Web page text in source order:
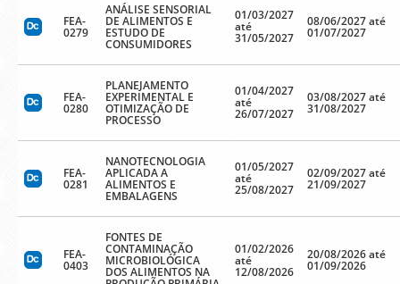
FEA-
0279
ANÁLISE SENSORIAL
DE ALIMENTOS E
ESTUDO DE
CONSUMIDORES
01/03/2027
até
31/05/2027
08/06/2027 até
01/07/2027
FEA-
0280
PLANEJAMENTO
EXPERIMENTAL E
OTIMIZAÇÃO DE
PROCESSO
01/04/2027
até
26/07/2027
03/08/2027 até
31/08/2027
FEA-
0281
NANOTECNOLOGIA
APLICADA A
ALIMENTOS E
EMBALAGENS
01/05/2027
até
25/08/2027
02/09/2027 até
21/09/2027
FEA-
0403
FONTES DE
CONTAMINAÇÃO
MICROBIOLÓGICA
DOS ALIMENTOS NA
01/02/2026
até
12/08/2026
20/08/2026 até
01/09/2026